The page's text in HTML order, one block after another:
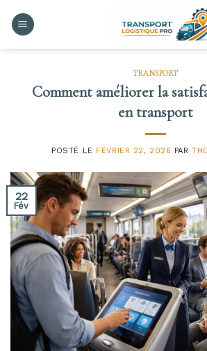
TRANSPORT
Comment améliorer la
en transport
POSTÉ LE FÉVRIER 22, 2026 PAR
22
Fév